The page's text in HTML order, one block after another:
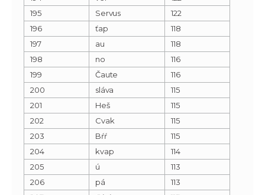
195
Servus
122
196
ťap
118
197
au
118
198
no
116
199
Čaute
116
200
sláva
115
201
Heš
115
202
Cvak
115
203
Bŕŕ
115
204
kvap
114
205
ú
113
206
pá
113